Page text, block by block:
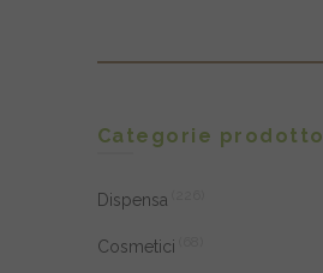
Categorie prodotto
Dispensa
Cosmetici